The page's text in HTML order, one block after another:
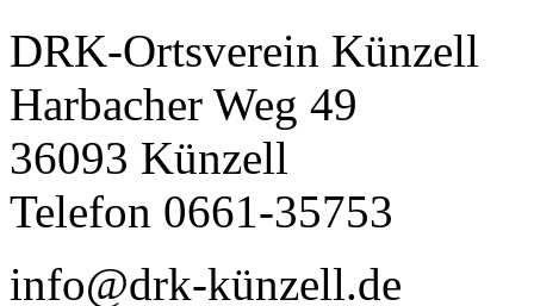
DRK-Ortsverein Künzell
Harbacher Weg 49
36093 Künzell
Telefon 0661-35753
info@drk-künzell.de